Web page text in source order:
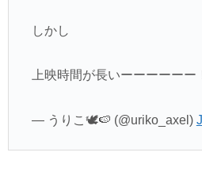
しかし
上映時間が長いーーーーーー
— うりこ🕊️🍉 (@uriko_axel)